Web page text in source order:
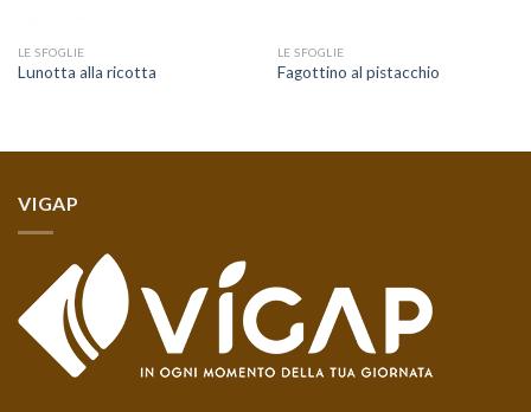
LE SFOGLIE
Lunotta alla ricotta
LE SFOGLIE
Fagottino al pistacchio
VIGAP